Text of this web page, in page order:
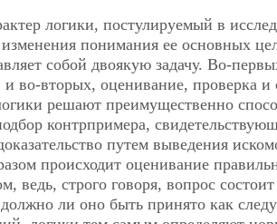
логики, постулируемый в
изменения понимания ее основных
собой двоякую задачу. Во-
во-вторых, оценивание, проверка
решают преимущественно
контрпримера,
путем выведения
происходит оценивание
ведь, строго говоря, вопрос
ли оно быть принято как